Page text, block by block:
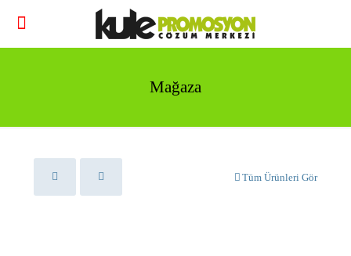
Mağaza
Tüm Ürünleri Gör